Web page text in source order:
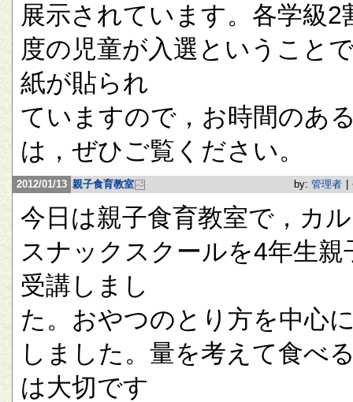
展示されています。各学級2
度の児童が入選ということ
紙が貼られ
ていますので，お時間のあ
は，ぜひご覧ください。
2012/01/13 親子食育教室 by: 管理者
今日は親子食育教室で，カ
スナックスクールを4年生親
受講しまし
た。おやつのとり方を中心
しました。量を考えて食べ
は大切です